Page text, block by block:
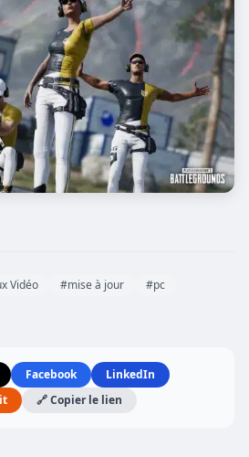
Vidéo #mise à jour
#pc
Facebook
LinkedIn
🔗 Copier le lien